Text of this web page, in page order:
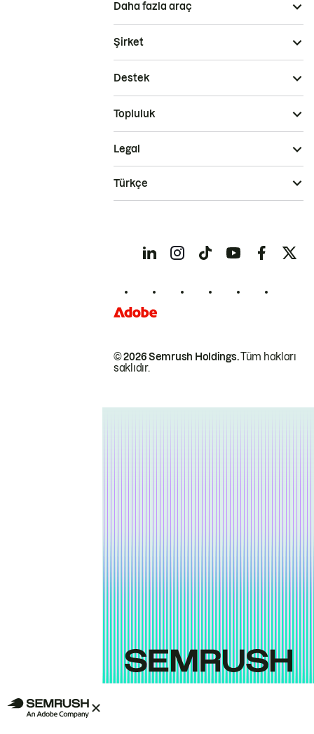
Daha fazla araç
Şirket
Destek
Topluluk
© 2026 Semrush Holdings.Tüm hakları
saklıdır.
Legal
Türkçe